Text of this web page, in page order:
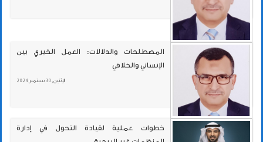
المصطلحات والدلالات: العمل الخيري بين
الإنساني والخلاقي
الإثنين , 30 سبتمبر 2024
خطوات عملية لقيادة التحول في إدارة